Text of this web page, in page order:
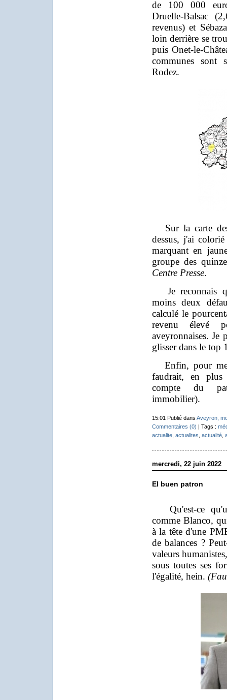
de 100 000
Druelle-Balsac
revenus) et
loin derrière se
puis Onet-le-
communes sont
Rodez.
Sur la carte des
dessus, j'ai
marquant en
groupe des
Centre Presse.
Je reconnais
moins deux
calculé le
revenu élevé
aveyronnaises. Je
glisser dans le top
Enfin, pour
faudrait, en
compte du
immobilier).
15:01 Publié dans Aveyron,
Commentaires (0) | Tags :
actualite, actualites actualité,
mercredi, 22 juin 2022
El buen patron
Qu'est-ce
comme Blanco,
à la tête d'une
de balances ?
valeurs
sous toutes ses
l'égalité, hein.